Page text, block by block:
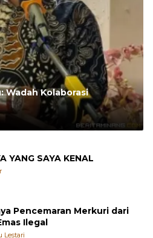
Wadah Kolaborasi
YANG SAYA KENAL
Pencemaran Merkuri dari
Ilegal
Lestari